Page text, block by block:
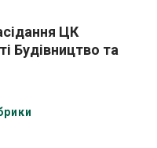
ЦК
Будівництво та